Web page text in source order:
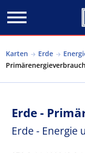
Karten Erde
Erde -
Erde - Energie